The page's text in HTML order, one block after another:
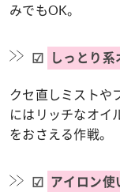
みでもOK。
☑ しっとり系
クセ直しミストや
にはリッチなオイ
をおさえる作戦。
☑ アイロン使